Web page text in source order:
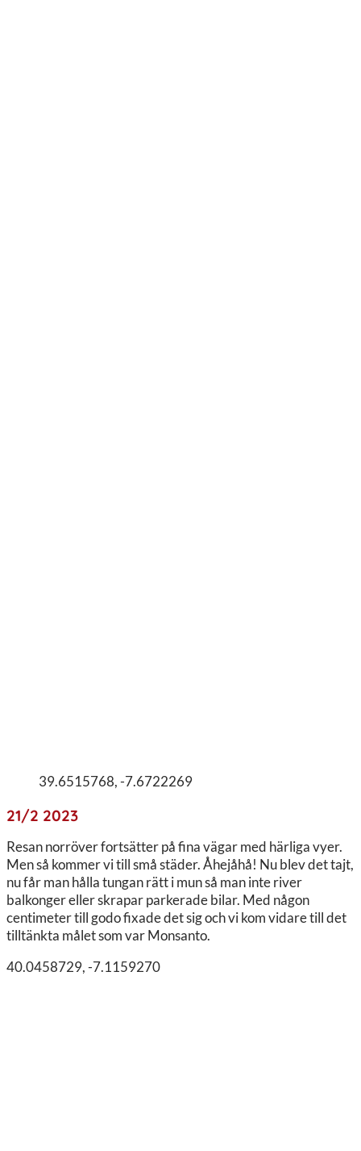
39.6515768, -7.6722269
21/2 2023
Resan norröver fortsätter på fina vägar med härliga vyer.
Men så kommer vi till små städer. Åhejåhå! Nu blev det tajt,
nu får man hålla tungan rätt i mun så man inte river
balkonger eller skrapar parkerade bilar. Med någon
centimeter till godo fixade det sig och vi kom vidare till det
tilltänkta målet som var Monsanto.
40.0458729, -7.1159270